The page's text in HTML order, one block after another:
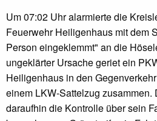
Um 07:02 Uhr alarmierte die
Feuerwehr Heiligenhaus mit dem
Person eingeklemmt" an die
ungeklärter Ursache geriet ein
Heiligenhaus in den
einem LKW-Sattelzug zusammen.
daraufhin die Kontrolle über sein